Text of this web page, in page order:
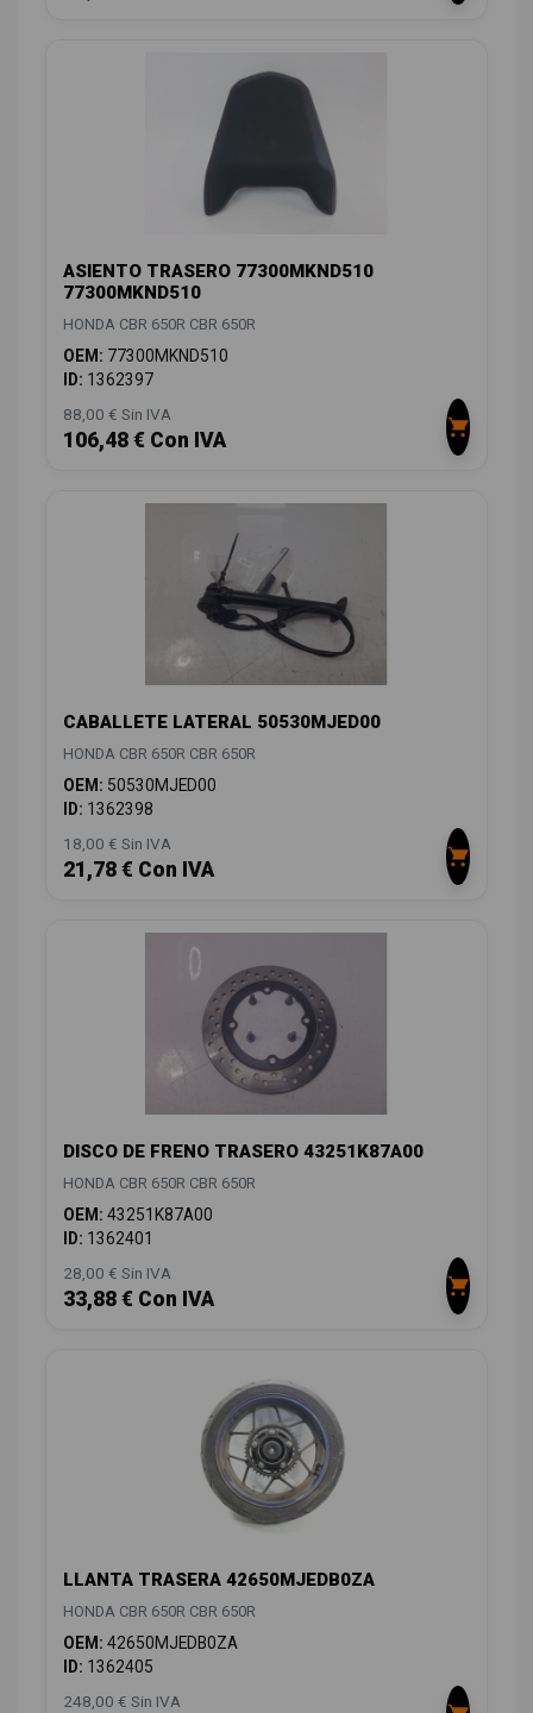
ASIENTO TRASERO 77300MKND510
77300MKND510
HONDA CBR 650R CBR 650R
OEM: 77300MKND510
ID: 1362397
88,00 € Sin IVA
106,48 € Con IVA
CABALLETE LATERAL 50530MJED00
HONDA CBR 650R CBR 650R
OEM: 50530MJED00
ID: 1362398
18,00 € Sin IVA
21,78 € Con IVA
DISCO DE FRENO TRASERO 43251K87A00
HONDA CBR 650R CBR 650R
OEM: 43251K87A00
ID: 1362401
28,00 € Sin IVA
33,88 € Con IVA
LLANTA TRASERA 42650MJEDB0ZA
HONDA CBR 650R CBR 650R
OEM: 42650MJEDB0ZA
ID: 1362405
248,00 € Sin IVA